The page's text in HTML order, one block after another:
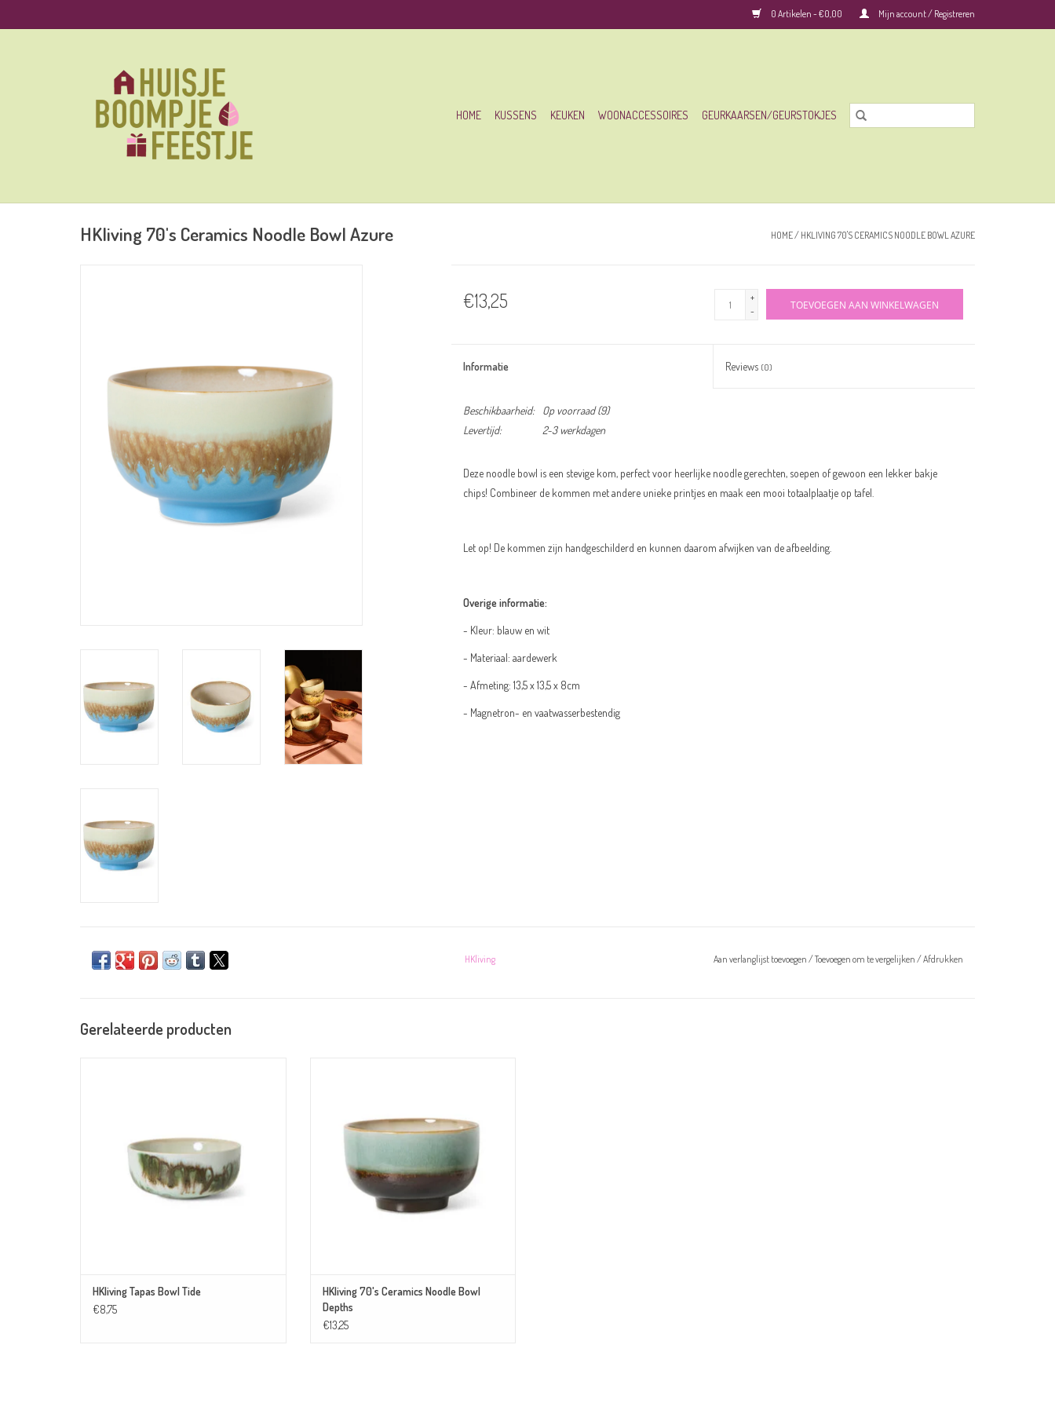
0 Artikelen - €0,00 Mijn account / Registreren
HOME KUSSENS KEUKEN WOONACCESSOIRES GEURKAARSEN/GEURSTOKJES
HKliving 70's Ceramics Noodle Bowl Azure HOME/ HKLIVING 70'S CERAMICS NOODLE BOWL AZURE
€13,25
+
-
TOEVOEGEN AAN WINKELWAGEN
Informatie Reviews (0)
Beschikbaarheid: Op voorraad(9)
Levertijd:
2-3 werkdagen
Deze noodle bowl is een stevige kom, perfect voor heerlijke noodle gerechten, soepen of gewoon een lekker bakje
chips! Combineer de kommen met andere unieke printjes en maak een mooi totaalplaatje op tafel.
Let op! De kommen zijn handgeschilderd en kunnen daarom afwijken van de afbeelding.
Overige informatie:
- Kleur: blauw en wit
- Materiaal: aardewerk
- Afmeting: 13,5 x 13,5 x 8cm
- Magnetron- en vaatwasserbestendig
HKliving Aan verlanglijst toevoegen /Toevoegen om te vergelijken /Afdrukken
Gerelateerde producten
TOEVOEGEN AAN WINKELWAGEN
HKliving Tapas Bowl Tide
€8,75
totaalplaatje op tafel.
TOEVOEGEN AAN WINKELWAGEN
HKliving 70's Ceramics Noodle Bowl
Depths
€13,25